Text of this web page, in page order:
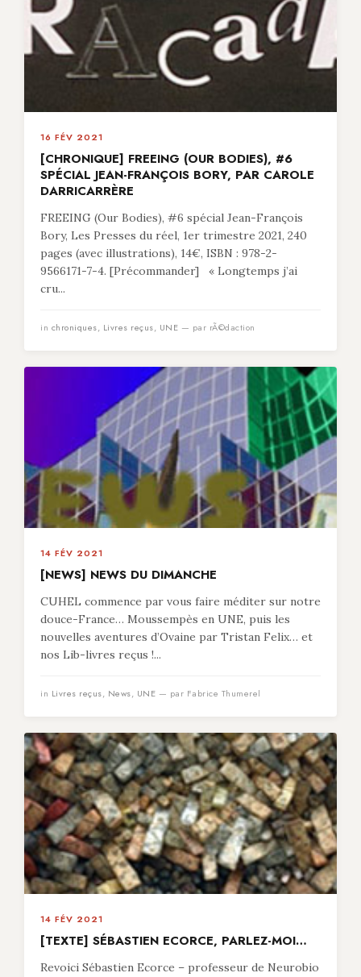
16 FÉV 2021
[CHRONIQUE] FREEING (OUR BODIES), #6
SPÉCIAL JEAN-FRANÇOIS BORY, PAR CAROLE
DARRICARRÈRE
FREEING (Our Bodies), #6 spécial Jean-François
Bory, Les Presses du réel, 1er trimestre 2021, 240
pages (avec illustrations), 14€, ISBN : 978-2-
9566171-7-4. [Précommander] « Longtemps j’ai
cru...
in chroniques, Livres reçus, UNE — par rÃ©daction
14 FÉV 2021
[NEWS] NEWS DU DIMANCHE
CUHEL commence par vous faire méditer sur notre
douce-France… Moussempès en UNE, puis les
nouvelles aventures d’Ovaine par Tristan Felix… et
nos Lib-livres reçus !...
in Livres reçus, News, UNE — par Fabrice Thumerel
14 FÉV 2021
[TEXTE] SÉBASTIEN ECORCE, PARLEZ-MOI…
Revoici Sébastien Ecorce – professeur de Neurobio